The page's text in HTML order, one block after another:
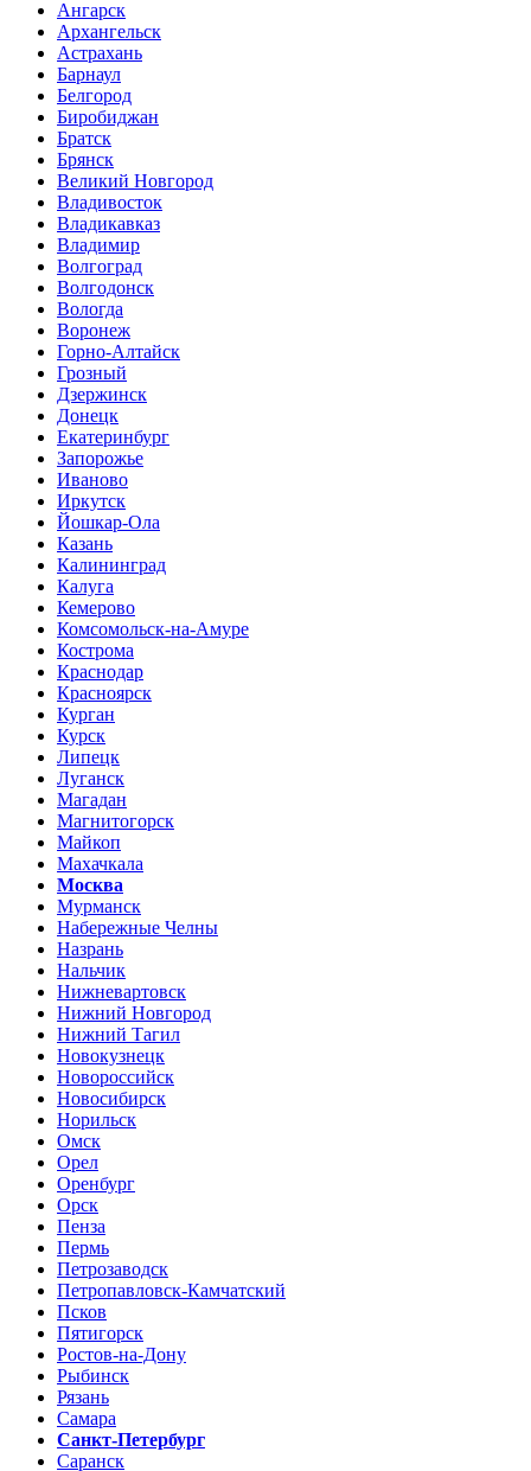
Ангарск
Архангельск
Астрахань
Барнаул
Белгород
Биробиджан
Братск
Брянск
Великий Новгород
Владивосток
Владикавказ
Владимир
Волгоград
Волгодонск
Вологда
Воронеж
Горно-Алтайск
Грозный
Дзержинск
Донецк
Екатеринбург
Запорожье
Иваново
Иркутск
Йошкар-Ола
Казань
Калининград
Калуга
Кемерово
Комсомольск-на-Амуре
Кострома
Краснодар
Красноярск
Курган
Курск
Липецк
Луганск
Магадан
Магнитогорск
Майкоп
Махачкала
Москва
Мурманск
Набережные Челны
Назрань
Нальчик
Нижневартовск
Нижний Новгород
Нижний Тагил
Новокузнецк
Новороссийск
Новосибирск
Норильск
Омск
Орел
Оренбург
Орск
Пенза
Пермь
Петрозаводск
Петропавловск-Камчатский
Псков
Пятигорск
Ростов-на-Дону
Рыбинск
Рязань
Самара
Санкт-Петербург
Саранск